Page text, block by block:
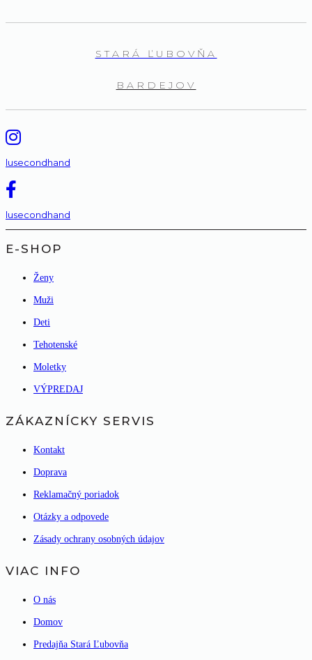
STARÁ ĽUBOVŇA
BARDEJOV
lusecondhand
lusecondhand
E-SHOP
Ženy
Muži
Deti
Tehotenské
Moletky
VÝPREDAJ
ZÁKAZNÍCKY SERVIS
Kontakt
Doprava
Reklamačný poriadok
Otázky a odpovede
Zásady ochrany osobných údajov
VIAC INFO
O nás
Domov
Predajňa Stará Ľubovňa